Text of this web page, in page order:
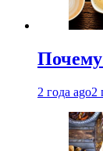
2 года ago2